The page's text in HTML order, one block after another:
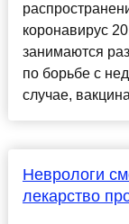
коронавирус
занимаются
по борьбе с
случае,
Неврологи
лекарство